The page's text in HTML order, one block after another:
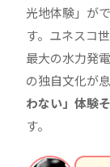
光地体験」が
す。ユネスコ
最大の水力発
の独自文化が
わない」体験
す。